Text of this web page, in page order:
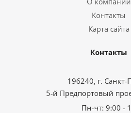
Контакты
Карта сайта
Контакты
196240, г. Санкт-
5-й Предпортовый
Пн-чт: 9:00 -